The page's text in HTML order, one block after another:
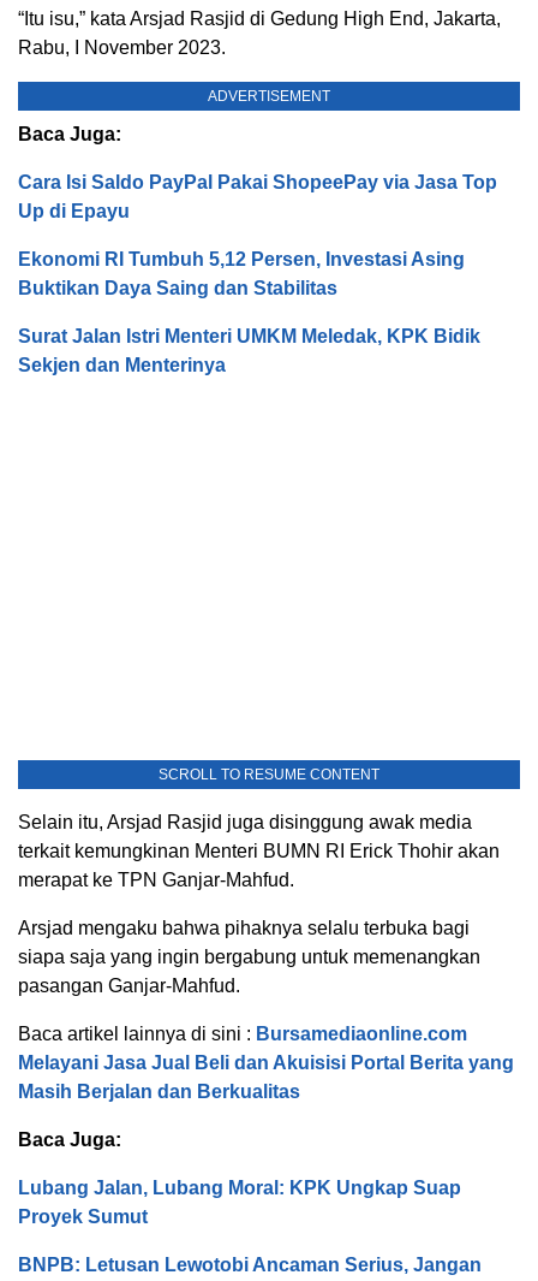
“Itu isu,” kata Arsjad Rasjid di Gedung High End, Jakarta,
Rabu, I November 2023.
ADVERTISEMENT
Baca Juga:
Cara Isi Saldo PayPal Pakai ShopeePay via Jasa Top
Up di Epayu
Ekonomi RI Tumbuh 5,12 Persen, Investasi Asing
Buktikan Daya Saing dan Stabilitas
Surat Jalan Istri Menteri UMKM Meledak, KPK Bidik
Sekjen dan Menterinya
SCROLL TO RESUME CONTENT
Selain itu, Arsjad Rasjid juga disinggung awak media
terkait kemungkinan Menteri BUMN RI Erick Thohir akan
merapat ke TPN Ganjar-Mahfud.
Arsjad mengaku bahwa pihaknya selalu terbuka bagi
siapa saja yang ingin bergabung untuk memenangkan
pasangan Ganjar-Mahfud.
Baca artikel lainnya di sini : Bursamediaonline.com
Melayani Jasa Jual Beli dan Akuisisi Portal Berita yang
Masih Berjalan dan Berkualitas
Baca Juga:
Lubang Jalan, Lubang Moral: KPK Ungkap Suap
Proyek Sumut
BNPB: Letusan Lewotobi Ancaman Serius, Jangan